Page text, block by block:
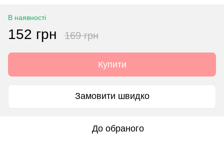
В наявності
152 грн 169 грн
Купити
Замовити швидко
До обраного